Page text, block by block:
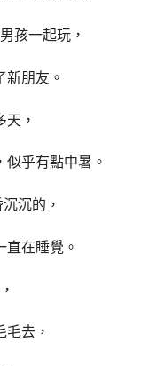
孩一起玩，
新朋友。
，
乎有點中暑。
沉的，
直在睡覺。
去，